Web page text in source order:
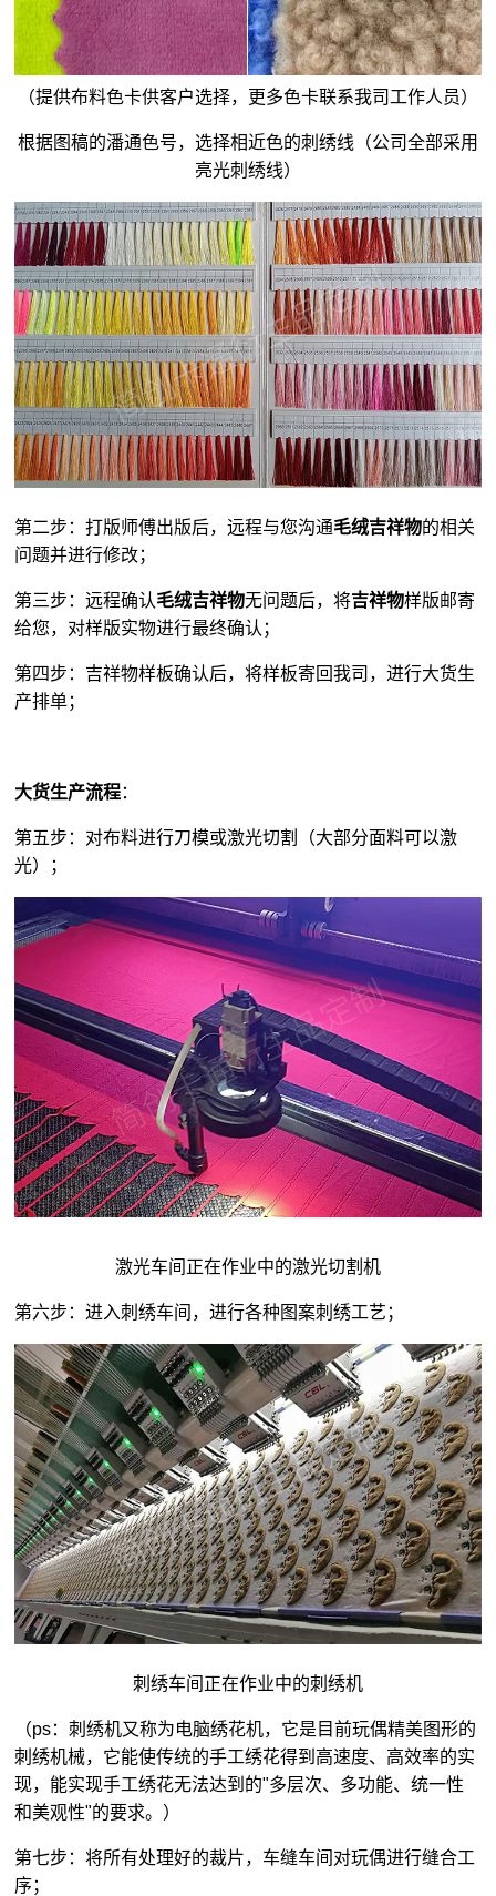
（提供布料色卡供客户选择，更多色卡联系我司工作人员）
根据图稿的潘通色号，选择相近色的刺绣线（公司全部采用
亮光刺绣线）
第二步：打版师傅出版后，远程与您沟通毛绒吉祥物的相关
问题并进行修改；
第三步：远程确认毛绒吉祥物无问题后，将吉祥物样版邮寄
给您，对样版实物进行最终确认；
第四步：吉祥物样板确认后，将样板寄回我司，进行大货生
产排单；
大货生产流程：
第五步：对布料进行刀模或激光切割（大部分面料可以激
光）；
激光车间正在作业中的激光切割机
第六步：进入刺绣车间，进行各种图案刺绣工艺；
刺绣车间正在作业中的刺绣机
（ps：刺绣机又称为电脑绣花机，它是目前玩偶精美图形的
刺绣机械，它能使传统的手工绣花得到高速度、高效率的实
现，能实现手工绣花无法达到的"多层次、多功能、统一性
和美观性"的要求。）
第七步：将所有处理好的裁片，车缝车间对玩偶进行缝合工
序；